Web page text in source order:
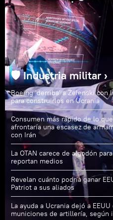
🛡️ Industria militar ›
Boeing 'derriba' a Zelenski con
para construirlos en Ucrania
Consumen más rápido de lo
afrontaría una escasez de
con Irán
La OTAN carece de algodón
reportan medios
Revelan cuánto podría ganar
Patriot a sus aliados
La ayuda a Ucrania dejó a
municiones de artillería, según